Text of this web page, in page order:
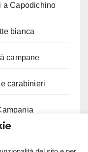
a Capodichino
bianca
campane
carabinieri